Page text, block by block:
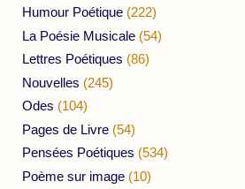
Humour Poétique (222)
La Poésie Musicale (54)
Lettres Poétiques (86)
Nouvelles (245)
Odes (104)
Pages de Livre (54)
Pensées Poétiques (534)
Poème sur image (10)